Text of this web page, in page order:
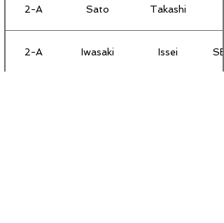
2-A Sato Takashi
2-A Iwasaki Issei